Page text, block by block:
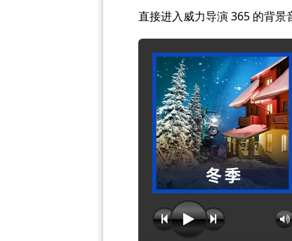
直接进入威力导演 365 的背景